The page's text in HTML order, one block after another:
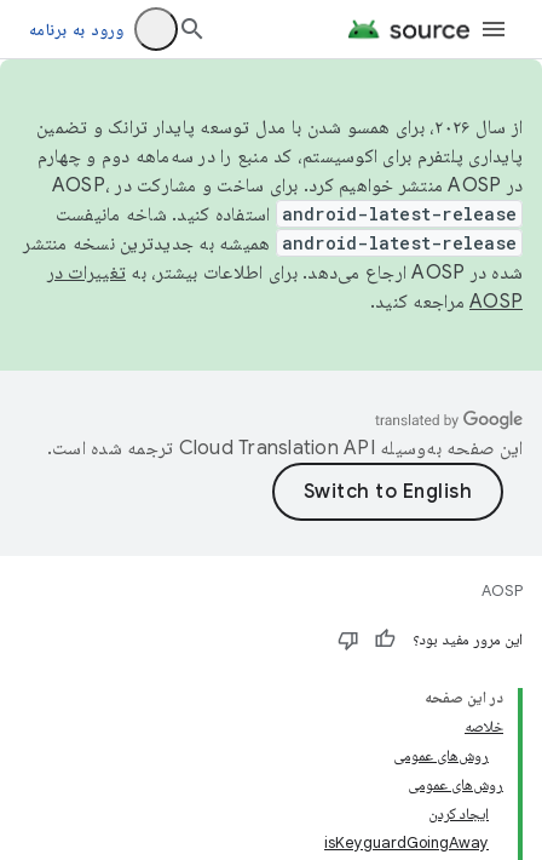
ورود به برنامه
از سال ۲۰۲۶، برای همسو شدن با مدل توسعه پایدار ترانک و تضمین
پایداری پلتفرم برای اکوسیستم، کد منبع را در سه‌ماهه دوم و چهارم
در AOSP منتشر خواهیم کرد. برای ساخت و مشارکت در AOSP،
android-latest-release استفاده کنید. شاخه مانیفست
android-latest-release
همیشه به جدیدترین نسخه منتشر
شده در AOSP ارجاع می‌دهد. برای اطلاعات بیشتر، به
تغییرات در
AOSP مراجعه کنید.
این صفحه به‌وسیله ترجمه شده است.
AOSP
این مرور مفید بود؟
در این صفحه
خلاصه
روش‌های عمومی
روش‌های عمومی
ایجاد کردن
isKeyguardGoingAway